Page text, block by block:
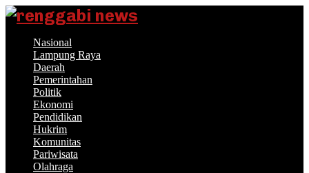
Nasional
Lampung Raya
Daerah
Pemerintahan
Politik
Ekonomi
Pendidikan
Hukrim
Komunitas
Pariwisata
Olahraga